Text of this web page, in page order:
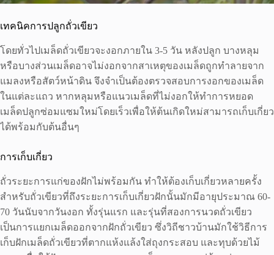
เทคนิคการปลูกถั่วเขียว
โดยทั่วไปเมล็ดถั่วเขียวจะงอกภายใน 3-5 วัน หลังปลูก บางหลุม
หรือบางส่วนเมล็ดอาจไม่งอกจากสาเหตุของเมล็ดถูกทำลายจาก
แมลงหรือสัตว์หน้าดิน จึงจำเป็นต้องตรวจสอบการงอกของเมล็ด
ในแต่ละแถว หากหลุมหรือแนวเมล็ดที่ไม่งอกให้ทำการหยอด
เมล็ดปลูกซ่อมแซมใหม่โดยเร็วเพื่อให้ต้นเกิดใหม่สามารถเก็บเกี่ยว
ได้พร้อมกับต้นอื่นๆ
การเก็บเกี่ยว
ถั่วระยะการแก่ของฝักไม่พร้อมกัน ทำให้ต้องเก็บเกี่ยวหลายครั้ง
สำหรับถั่วเขียวที่ถึงระยะการเก็บเกี่ยวฝักนั้นมักมีอายุประมาณ 60-
70 วันนับจากวันงอก ทั้งรุ่นแรก และรุ่นที่สองการนวดถั่วเขียว
เป็นการแยกเมล็ดออกจากฝักถั่วเขียว ซึ่งวิถีชาวบ้านมักใช้วิธีการ
เก็บฝักเมล็ดถั่วเขียวที่ตากแห้งแล้งใส่ถุงกระสอบ และทุบด้วยไม้